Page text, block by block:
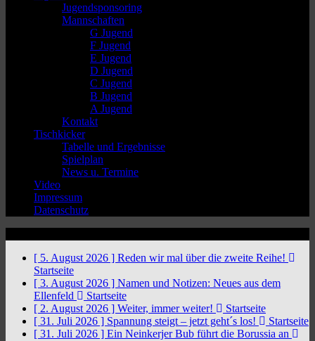
Jugendsponsoring
Mannschaften
G Jugend
F Jugend
E Jugend
D Jugend
C Jugend
B Jugend
A Jugend
Kontakt
Tischkicker
Tabelle und Ergebnisse
Spielplan
News u. Termine
Video
Impressum
Datenschutz
[ 5. August 2026 ] Reden wir mal über die zweite Reihe!
Startseite
[ 3. August 2026 ] Namen und Notizen: Neues aus dem
Ellenfeld
Startseite
[ 2. August 2026 ] Weiter, immer weiter!
Startseite
[ 31. Juli 2026 ] Spannung steigt – jetzt geht´s los!
Startseite
[ 31. Juli 2026 ] Ein Neinkerjer Bub führt die Borussia an